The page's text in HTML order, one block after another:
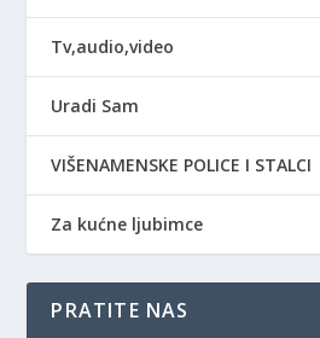
Tv,audio,video
Uradi Sam
VIŠENAMENSKE POLICE I STALCI
Za kućne ljubimce
PRATITE NAS